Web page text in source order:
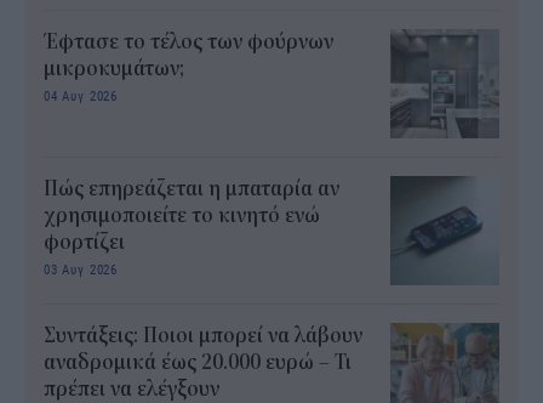
Έφτασε το τέλος των φούρνων
μικροκυμάτων;
04 Αυγ 2026
Πώς επηρεάζεται η μπαταρία αν
χρησιμοποιείτε το κινητό ενώ
φορτίζει
03 Αυγ 2026
Συντάξεις: Ποιοι μπορεί να λάβουν
αναδρομικά έως 20.000 ευρώ – Τι
πρέπει να ελέγξουν